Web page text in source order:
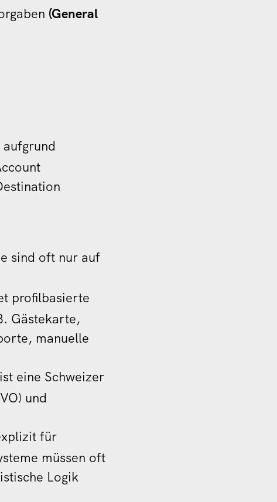
(General
sind oft nur auf
profilbasierte
Gästekarte,
manuelle
eine Schweizer
und
für
müssen oft
Logik